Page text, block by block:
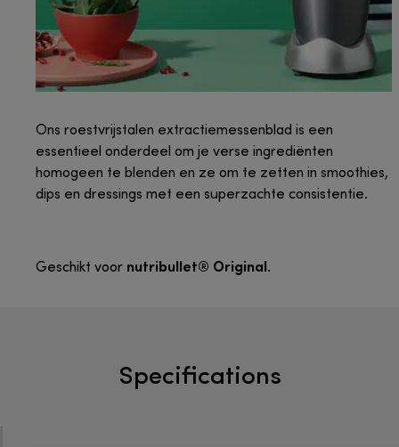
Ons roestvrijstalen extractiemessenblad is een
essentieel onderdeel om je verse ingrediënten
homogeen te blenden en ze om te zetten in smoothies,
dips en dressings met een superzachte consistentie.
Geschikt voor nutribullet® Original.
Specifications